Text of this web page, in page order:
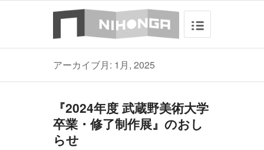
アーカイブ月: 1月, 2025
『2024年度 武蔵野美術大学
卒業・修了制作展』のおし
らせ